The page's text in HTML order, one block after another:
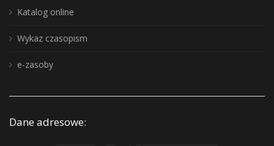
Katalog online
Wykaz czasopism
e-zasoby
Dane adresowe: